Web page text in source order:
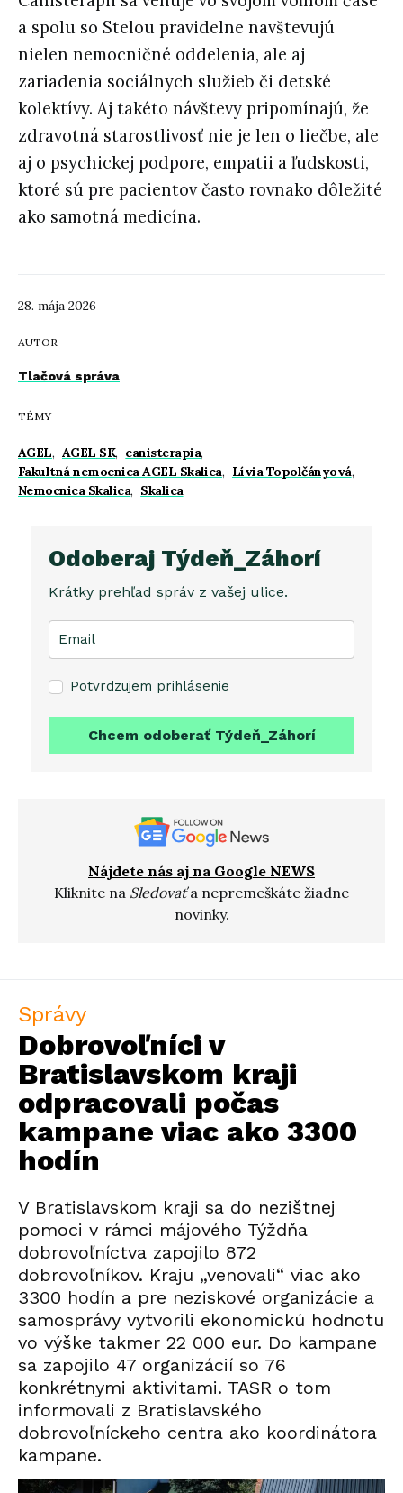
28. mája 2026
AUTOR
Tlačová správa
TÉMY
AGEL, AGEL SK, canisterapia,
Fakultná nemocnica AGEL Skalica, Lívia Topolčányová,
Nemocnica Skalica, Skalica
a spolu so Stelou pravidelne navštevujú
nielen nemocničné oddelenia, ale aj
zariadenia sociálnych služieb či detské
kolektívy. Aj takéto návštevy pripomínajú, že
zdravotná starostlivosť nie je len o liečbe, ale
aj o psychickej podpore, empatii a ľudskosti,
ktoré sú pre pacientov často rovnako dôležité
ako samotná medicína.
Odoberaj Týdeň_Záhorí
Krátky prehľad správ z vašej ulice.
Potvrdzujem prihlásenie
Chcem odoberať Týdeň_Záhorí
Nájdete nás aj na Google NEWS
Kliknite na Sledovaťa nepremeškáte žiadne
novinky.
Správy
Dobrovoľníci v
Bratislavskom kraji
odpracovali počas
kampane viac ako 3300
hodín
V Bratislavskom kraji sa do nezištnej
pomoci v rámci májového Týždňa
dobrovoľníctva zapojilo 872
dobrovoľníkov. Kraju „venovali“ viac ako
3300 hodín a pre neziskové organizácie a
samosprávy vytvorili ekonomickú hodnotu
vo výške takmer 22 000 eur. Do kampane
sa zapojilo 47 organizácií so 76
konkrétnymi aktivitami. TASR o tom
informovali z Bratislavského
dobrovoľníckeho centra ako koordinátora
kampane.